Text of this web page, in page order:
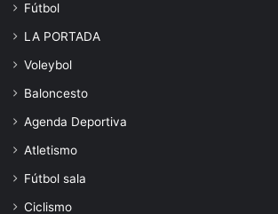
Fútbol
LA PORTADA
Voleybol
Baloncesto
Agenda Deportiva
Atletismo
Fútbol sala
Ciclismo